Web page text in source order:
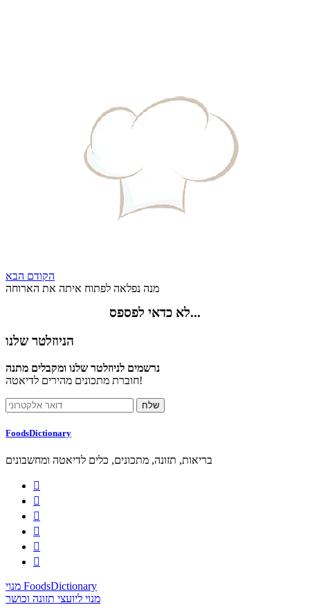
הקודם הבא
מנה נפלאה לפתוח איתה את הארוחה
לא כדאי לפספס...
הניוזלטר שלנו
נרשמים לניוזלטר שלנו ומקבלים מתנה
חוברת מתכונים מהירים לדיאטה!
FoodsDictionary
בריאות, תזונה, מתכונים, כלים לדיאטה ומחשבונים






מנוי FoodsDictionary
מנוי ליועצי תזונה וכושר